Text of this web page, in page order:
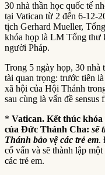
30 nhà thần học quốc tế
tại Vatican từ 2 đến 6-12-
tịch Gerhard Mueller,
khóa họp là LM Tổng thư
người Pháp.
Trong 5 ngày họp, 30 nhà
tài quan trọng: trước tiên
xã hội của Hội Thánh
sau cùng là vấn đề
* Vatican. Kết thúc khóa
của Đức Thánh Cha: sẽ
Thánh bảo vệ các trẻ em.
cố vấn và sẽ thành lập
các trẻ em.